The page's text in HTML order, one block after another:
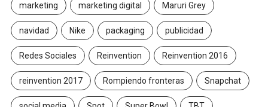
marketing marketing digital Maruri Grey
navidad Nike packaging publicidad
Redes Sociales Reinvention Reinvention 2016
reinvention 2017 Rompiendo fronteras Snapchat